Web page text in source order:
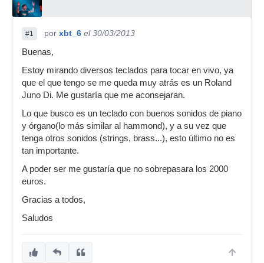
#1 por xbt_6 el 30/03/2013
Buenas,
Estoy mirando diversos teclados para tocar en vivo, ya
que el que tengo se me queda muy atrás es un Roland
Juno Di. Me gustaría que me aconsejaran.
Lo que busco es un teclado con buenos sonidos de piano
y órgano(lo más similar al hammond), y a su vez que
tenga otros sonidos (strings, brass...), esto último no es
tan importante.
A poder ser me gustaría que no sobrepasara los 2000
euros.
Gracias a todos,
Saludos